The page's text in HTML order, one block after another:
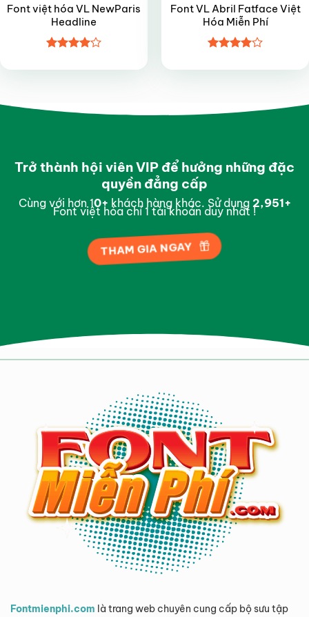
Font việt hóa VL NewParis
Headline
xếp hạng
Font VL Abril Fatface Việt
Hóa Miễn Phí
xếp hạng
Trở thành hội viên VIP để hưởng những đặc
quyền đẳng cấp
Cùng với hơn 10+khách hàng khác. Sử dụng 2,997+
Font việt hóa chỉ 1 tài khoản duy nhất !
THAM GIA NGAY
Fontmienphi.com là trang web chuyên cung cấp bộ sưu tập